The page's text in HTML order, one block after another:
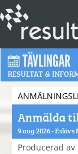
TÄVLINGAR
RESULTAT &
Anmälda
9 aug 2026 - Eslövs
Producerad av